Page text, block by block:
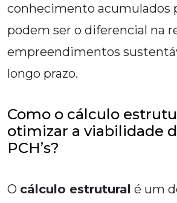
conhecimento acumulados
podem ser o diferencial na
empreendimentos
longo prazo.
Como o cálculo
otimizar a viabilidade
PCH’s?
O cálculo estrutural é um